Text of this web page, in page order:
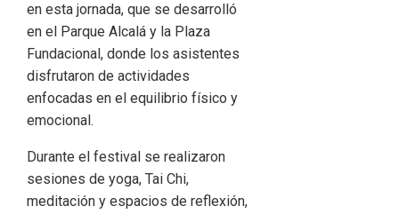
en esta jornada, que se desarrolló
en el Parque Alcalá y la Plaza
Fundacional, donde los asistentes
disfrutaron de actividades
enfocadas en el equilibrio físico y
emocional.
Durante el festival se realizaron
sesiones de yoga, Tai Chi,
meditación y espacios de reflexión,